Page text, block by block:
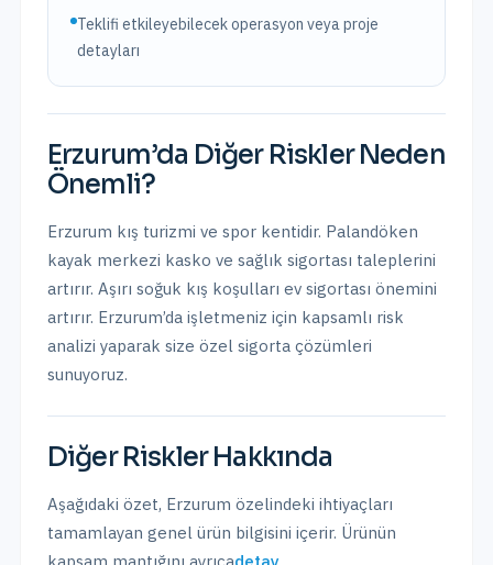
Teklifi etkileyebilecek operasyon veya proje
detayları
Erzurum’da Diğer RisklerNeden
Önemli?
Erzurum kış turizmi ve spor kentidir. Palandöken
kayak merkezi kasko ve sağlık sigortası taleplerini
artırır. Aşırı soğuk kış koşulları ev sigortası önemini
artırır. Erzurum’da işletmeniz için kapsamlı risk
analizi yaparak size özel sigorta çözümleri
sunuyoruz.
Diğer RisklerHakkında
Aşağıdaki özet, Erzurum özelindeki ihtiyaçları
tamamlayan genel ürün bilgisini içerir. Ürünün